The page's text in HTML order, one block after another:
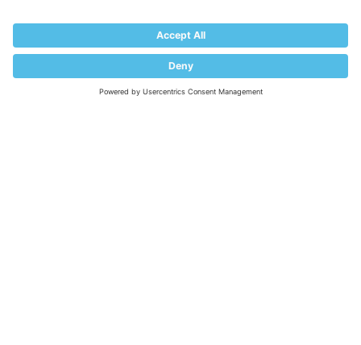
Extensions